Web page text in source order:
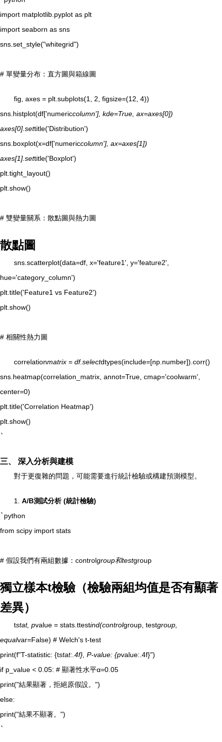
import matplotlib.pyplot as plt
import seaborn as sns
sns.set_style("whitegrid")
# 單變量分布：直方圖與箱線圖
fig, axes = plt.subplots(1, 2, figsize=(12, 4))
sns.histplot(df['numericcolumn'], kde=True, ax=axes[0])
axes[0].settitle('Distribution')
sns.boxplot(x=df['numericcolumn'], ax=axes[1])
axes[1].settitle('Boxplot')
plt.tight_layout()
plt.show()
# 雙變量關系：散點圖與熱力圖
散點圖
sns.scatterplot(data=df, x='feature1', y='feature2',
hue='category_column')
plt.title('Feature1 vs Feature2')
plt.show()
# 相關性熱力圖
correlationmatrix = df.selectdtypes(include=[np.number]).corr()
sns.heatmap(correlation_matrix, annot=True, cmap='coolwarm',
center=0)
plt.title('Correlation Heatmap')
plt.show()
`
三、 深入分析與建模
對于更復雜的問題，可能需要進行統計檢驗或構建預測模型。
1. A/B測試分析 (統計檢驗)
` python
from scipy import stats
# 假設我們有兩組數據：controlgroup和testgroup
獨立樣本t檢驗（檢驗兩組均值是否有顯著
差異）
tstat, pvalue = stats.ttestind(controlgroup, testgroup,
equalvar=False) # Welch's t-test
print(f"T-statistic: {tstat:.4f}, P-value: {pvalue:.4f}")
if p_value < 0.05: # 顯著性水平α=0.05
print("結果顯著，拒絕原假設。")
else:
print("結果不顯著。")
`